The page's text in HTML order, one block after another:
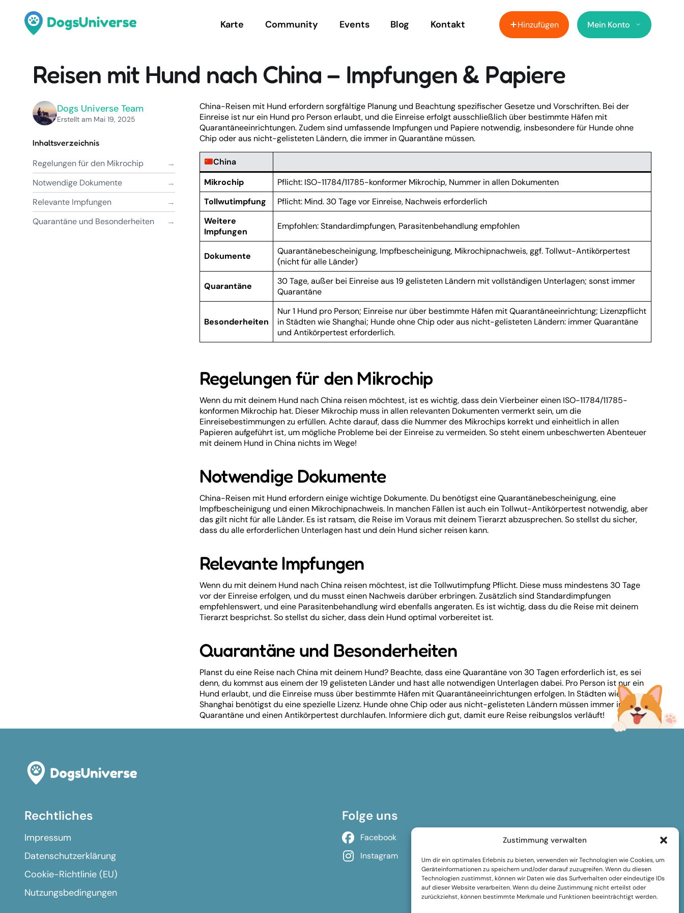
Zustimmung verwalten
Um dir ein optimales Erlebnis zu bieten, verwenden wir Technologien wie Cookies, um
Geräteinformationen zu speichern und/oder darauf zuzugreifen. Wenn du diesen
Technologien zustimmst, können wir Daten wie das Surfverhalten oder eindeutige IDs
auf dieser Website verarbeiten. Wenn du deine Zustimmung nicht erteilst oder
zurückziehst, können bestimmte Merkmale und Funktionen beeinträchtigt werden.
Karte Community Events Blog Kontakt Hinzufügen Mein Konto
Reisen mit Hund nach China – Impfungen & Papiere
Dogs Universe Team
Erstellt am Mai 19, 2025
Inhaltsverzeichnis
Regelungen für den Mikrochip
Notwendige Dokumente
Relevante Impfungen
Quarantäne und Besonderheiten
China-Reisen mit Hund erfordern sorgfältige Planung und Beachtung spezifischer Gesetze und Vorschriften. Bei der
Einreise ist nur ein Hund pro Person erlaubt, und die Einreise erfolgt ausschließlich über bestimmte Häfen mit
Quarantäneeinrichtungen. Zudem sind umfassende Impfungen und Papiere notwendig, insbesondere für Hunde ohne
Chip oder aus nicht-gelisteten Ländern, die immer in Quarantäne müssen.
China
Mikrochip
Pflicht: ISO-11784/11785-konformer Mikrochip, Nummer in allen Dokumenten
Tollwutimpfung
Pflicht: Mind. 30 Tage vor Einreise, Nachweis erforderlich
Weitere
Impfungen
Empfohlen: Standardimpfungen, Parasitenbehandlung empfohlen
Dokumente
Quarantänebescheinigung, Impfbescheinigung, Mikrochipnachweis, ggf. Tollwut-Antikörpertest
(nicht für alle Länder)
Quarantäne
30 Tage, außer bei Einreise aus 19 gelisteten Ländern mit vollständigen Unterlagen; sonst immer
Quarantäne
Besonderheiten
Nur 1 Hund pro Person; Einreise nur über bestimmte Häfen mit Quarantäneeinrichtung; Lizenzpflicht
in Städten wie Shanghai; Hunde ohne Chip oder aus nicht-gelisteten Ländern: immer Quarantäne
und Antikörpertest erforderlich.
Regelungen für den Mikrochip
Wenn du mit deinem Hund nach China reisen möchtest, ist es wichtig, dass dein Vierbeiner einen ISO-11784/11785-
konformen Mikrochip hat. Dieser Mikrochip muss in allen relevanten Dokumenten vermerkt sein, um die
Einreisebestimmungen zu erfüllen. Achte darauf, dass die Nummer des Mikrochips korrekt und einheitlich in allen
Papieren aufgeführt ist, um mögliche Probleme bei der Einreise zu vermeiden. So steht einem unbeschwerten Abenteuer
mit deinem Hund in China nichts im Wege!
Notwendige Dokumente
China-Reisen mit Hund erfordern einige wichtige Dokumente. Du benötigst eine Quarantänebescheinigung, eine
Impfbescheinigung und einen Mikrochipnachweis. In manchen Fällen ist auch ein Tollwut-Antikörpertest notwendig, aber
das gilt nicht für alle Länder. Es ist ratsam, die Reise im Voraus mit deinem Tierarzt abzusprechen. So stellst du sicher,
dass du alle erforderlichen Unterlagen hast und dein Hund sicher reisen kann.
Relevante Impfungen
Wenn du mit deinem Hund nach China reisen möchtest, ist die Tollwutimpfung Pflicht. Diese muss mindestens 30 Tage
vor der Einreise erfolgen, und du musst einen Nachweis darüber erbringen. Zusätzlich sind Standardimpfungen
empfehlenswert, und eine Parasitenbehandlung wird ebenfalls angeraten. Es ist wichtig, dass du die Reise mit deinem
Tierarzt besprichst. So stellst du sicher, dass dein Hund optimal vorbereitet ist.
Quarantäne und Besonderheiten
Planst du eine Reise nach China mit deinem Hund? Beachte, dass eine Quarantäne von 30 Tagen erforderlich ist, es sei
denn, du kommst aus einem der 19 gelisteten Länder und hast alle notwendigen Unterlagen dabei. Pro Person ist nur ein
Hund erlaubt, und die Einreise muss über bestimmte Häfen mit Quarantäneeinrichtungen erfolgen. In Städten wie
Shanghai benötigst du eine spezielle Lizenz. Hunde ohne Chip oder aus nicht-gelisteten Ländern müssen immer in
Quarantäne und einen Antikörpertest durchlaufen. Informiere dich gut, damit eure Reise reibungslos verläuft!
Rechtliches
Impressum
Datenschutzerklärung
Cookie-Richtlinie (EU)
Nutzungsbedingungen
Folge uns
Facebook
Instagram